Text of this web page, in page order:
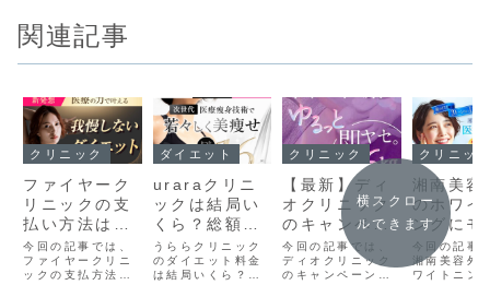
関連記事
クリニック
ファイヤーク
リニックの支
払い方法は？
注意点も合わ
せてご紹介し
ます！
今回の記事では、
ファイヤークリニ
ックの支払方法に
ダイエット
uraraクリニ
ックは結局い
くら？総額と
月々9,780円
のからくりを
徹底解説
うららクリニック
のダイエット料金
は結局いくら？最
クリニック
【最新】ディ
オクリニック
のキャンペー
ン情報はこち
ら！お得な情
報を公開！
今回の記事では、
ディオクリニック
のキャンペーン情
クリニッ
湘南美容
のホワイ
ングにモ
ーは？平
定の料金
件を解説
今回の記事
湘南美容外
ワイトニン
横スクロー
ルできます